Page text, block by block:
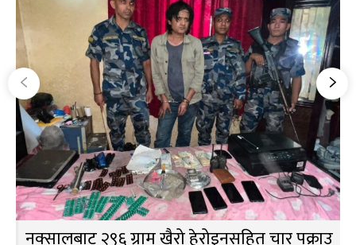
नक्सालबाट २९६ ग्राम खैरो हेरोइनसहित चार पक्राउ